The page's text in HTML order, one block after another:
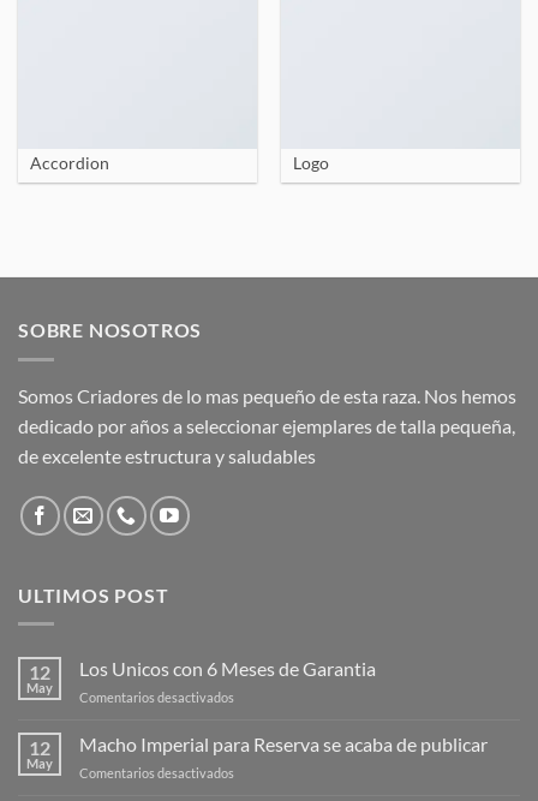
Accordion Logo
SOBRE NOSOTROS
Somos Criadores de lo mas pequeño de esta raza. Nos hemos
dedicado por años a seleccionar ejemplares de talla pequeña,
de excelente estructura y saludables
ULTIMOS POST
12
May
Los Unicos con 6 Meses de Garantia
Comentarios desactivados
Unicos
12
May
Macho Imperial para Reserva se acaba de publicar
Comentarios desactivados